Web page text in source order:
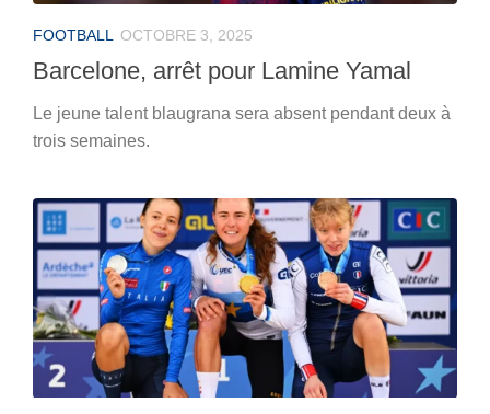
FOOTBALL OCTOBRE 3, 2025
Barcelone, arrêt pour Lamine Yamal
Le jeune talent blaugrana sera absent pendant deux à
trois semaines.